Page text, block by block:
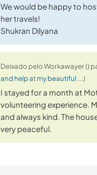
We would be happy to
her travels!
Shukran Dilyana
Deixado pelo Workawayer ()
and help at my beautiful ...)
I stayed for a month at
volunteering experience.
and always kind. The
very peaceful.